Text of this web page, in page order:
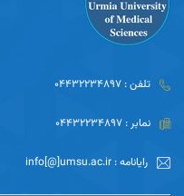
تلفن : 04432234897
نمابر : 04432234897
رایانامه : info[@]umsu.ac.ir